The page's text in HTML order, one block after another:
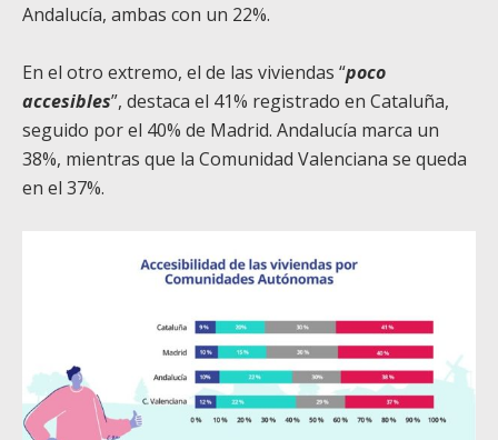
Andalucía, ambas con un 22%.
En el otro extremo, el de las viviendas “poco
accesibles”, destaca el 41% registrado en Cataluña,
seguido por el 40% de Madrid. Andalucía marca un
38%, mientras que la Comunidad Valenciana se queda
en el 37%.